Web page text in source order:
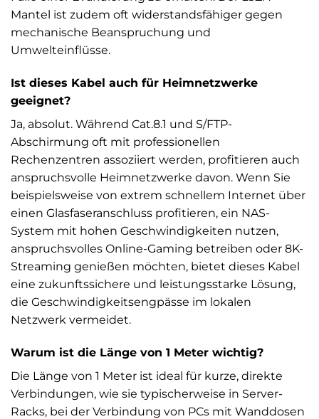
Mantel ist zudem oft widerstandsfähiger gegen
mechanische Beanspruchung und
Umwelteinflüsse.
Ist dieses Kabel auch für Heimnetzwerke
geeignet?
Ja, absolut. Während Cat.8.1 und S/FTP-
Abschirmung oft mit professionellen
Rechenzentren assoziiert werden, profitieren auch
anspruchsvolle Heimnetzwerke davon. Wenn Sie
beispielsweise von extrem schnellem Internet über
einen Glasfaseranschluss profitieren, ein NAS-
System mit hohen Geschwindigkeiten nutzen,
anspruchsvolles Online-Gaming betreiben oder 8K-
Streaming genießen möchten, bietet dieses Kabel
eine zukunftssichere und leistungsstarke Lösung,
die Geschwindigkeitsengpässe im lokalen
Netzwerk vermeidet.
Warum ist die Länge von 1 Meter wichtig?
Die Länge von 1 Meter ist ideal für kurze, direkte
Verbindungen, wie sie typischerweise in Server-
Racks, bei der Verbindung von PCs mit Wanddosen